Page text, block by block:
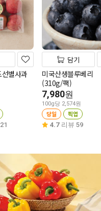
별사과
담기
미국산생블루베리
(310g/팩)
7,980원
100g당 2,574원
당일 픽업
4.7 리뷰 59